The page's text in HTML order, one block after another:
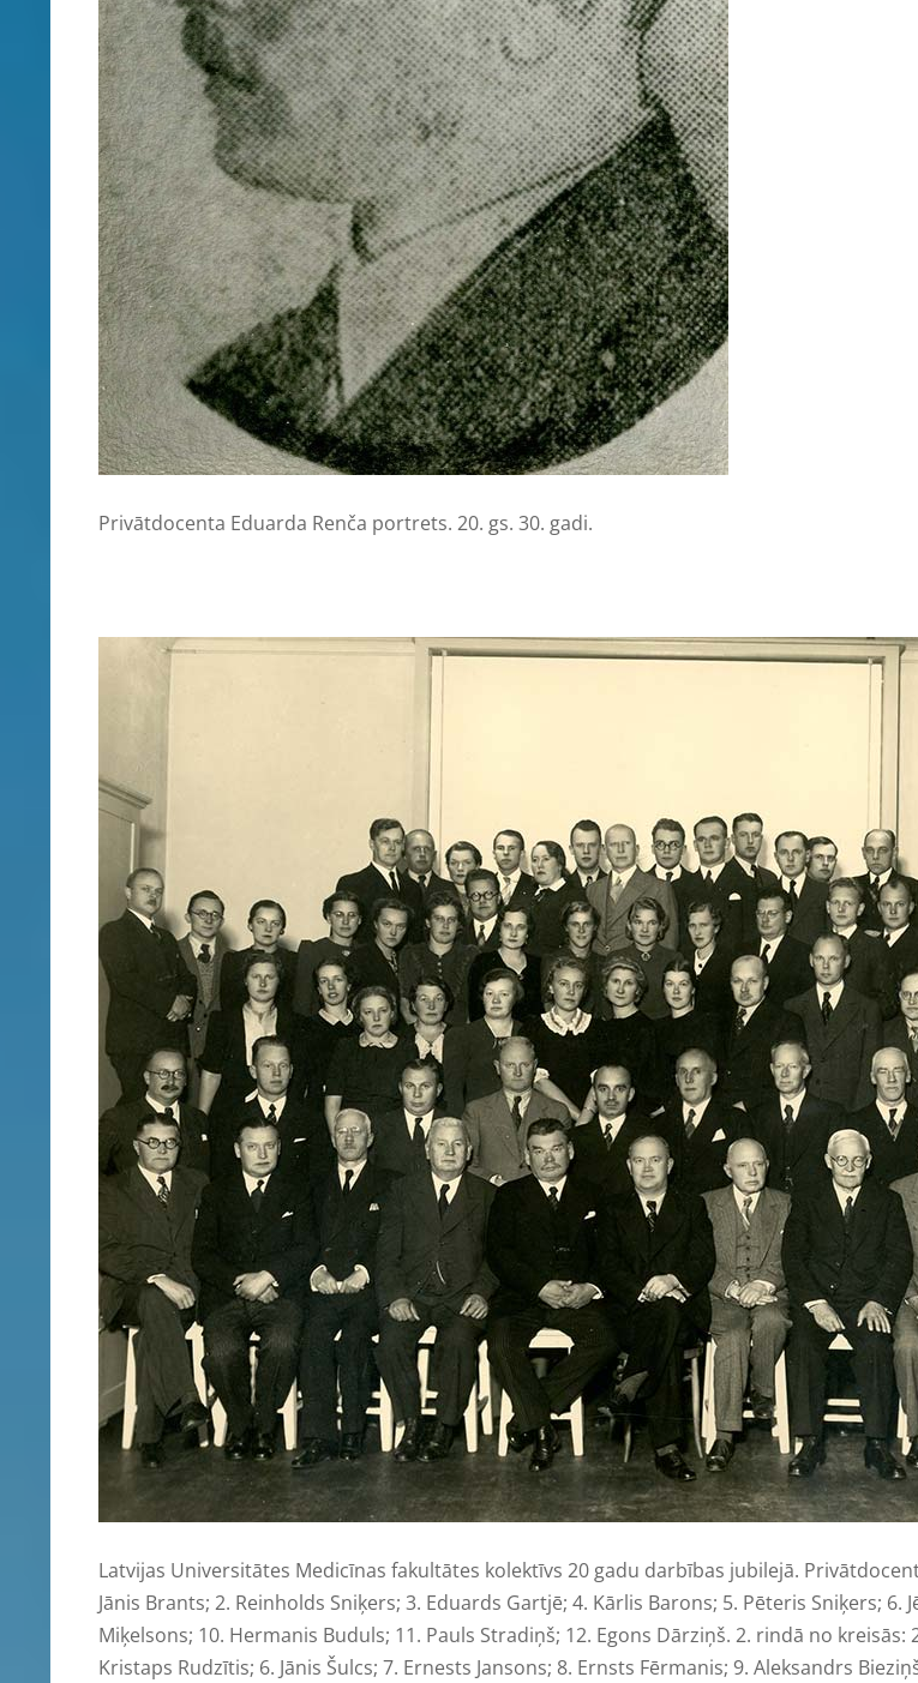
Privātdocenta Eduarda Renča portrets. 20. gs. 30. gadi.
Latvijas Universitātes Medicīnas fakultātes kolektīvs 20 gadu darbības jubilejā.
Jānis Brants; 2. Reinholds Sniķers; 3. Eduards Gartjē; 4. Kārlis Barons; 5. Pēteris Sniķers; 6.
Miķelsons; 10. Hermanis Buduls; 11. Pauls Stradiņš; 12. Egons Dārziņš. 2. rindā no kreisās:
Kristaps Rudzītis; 6. Jānis Šulcs; 7. Ernests Jansons; 8. Ernsts Fērmanis; 9. Aleksandrs